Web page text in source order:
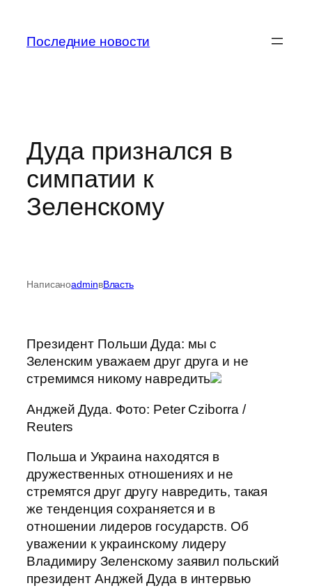
содержимому
Последние новости
Дуда признался в
симпатии к
Зеленскому
НаписаноadminвВласть
Президент Польши Дуда: мы с
Зеленским уважаем друг друга и не
стремимся никому навредить
Анджей Дуда. Фото: Peter Cziborra /
Reuters
Польша и Украина находятся в
дружественных отношениях и не
стремятся друг другу навредить, такая
же тенденция сохраняется и в
отношении лидеров государств. Об
уважении к украинскому лидеру
Владимиру Зеленскому заявил польский
президент Анджей Дуда в интервью